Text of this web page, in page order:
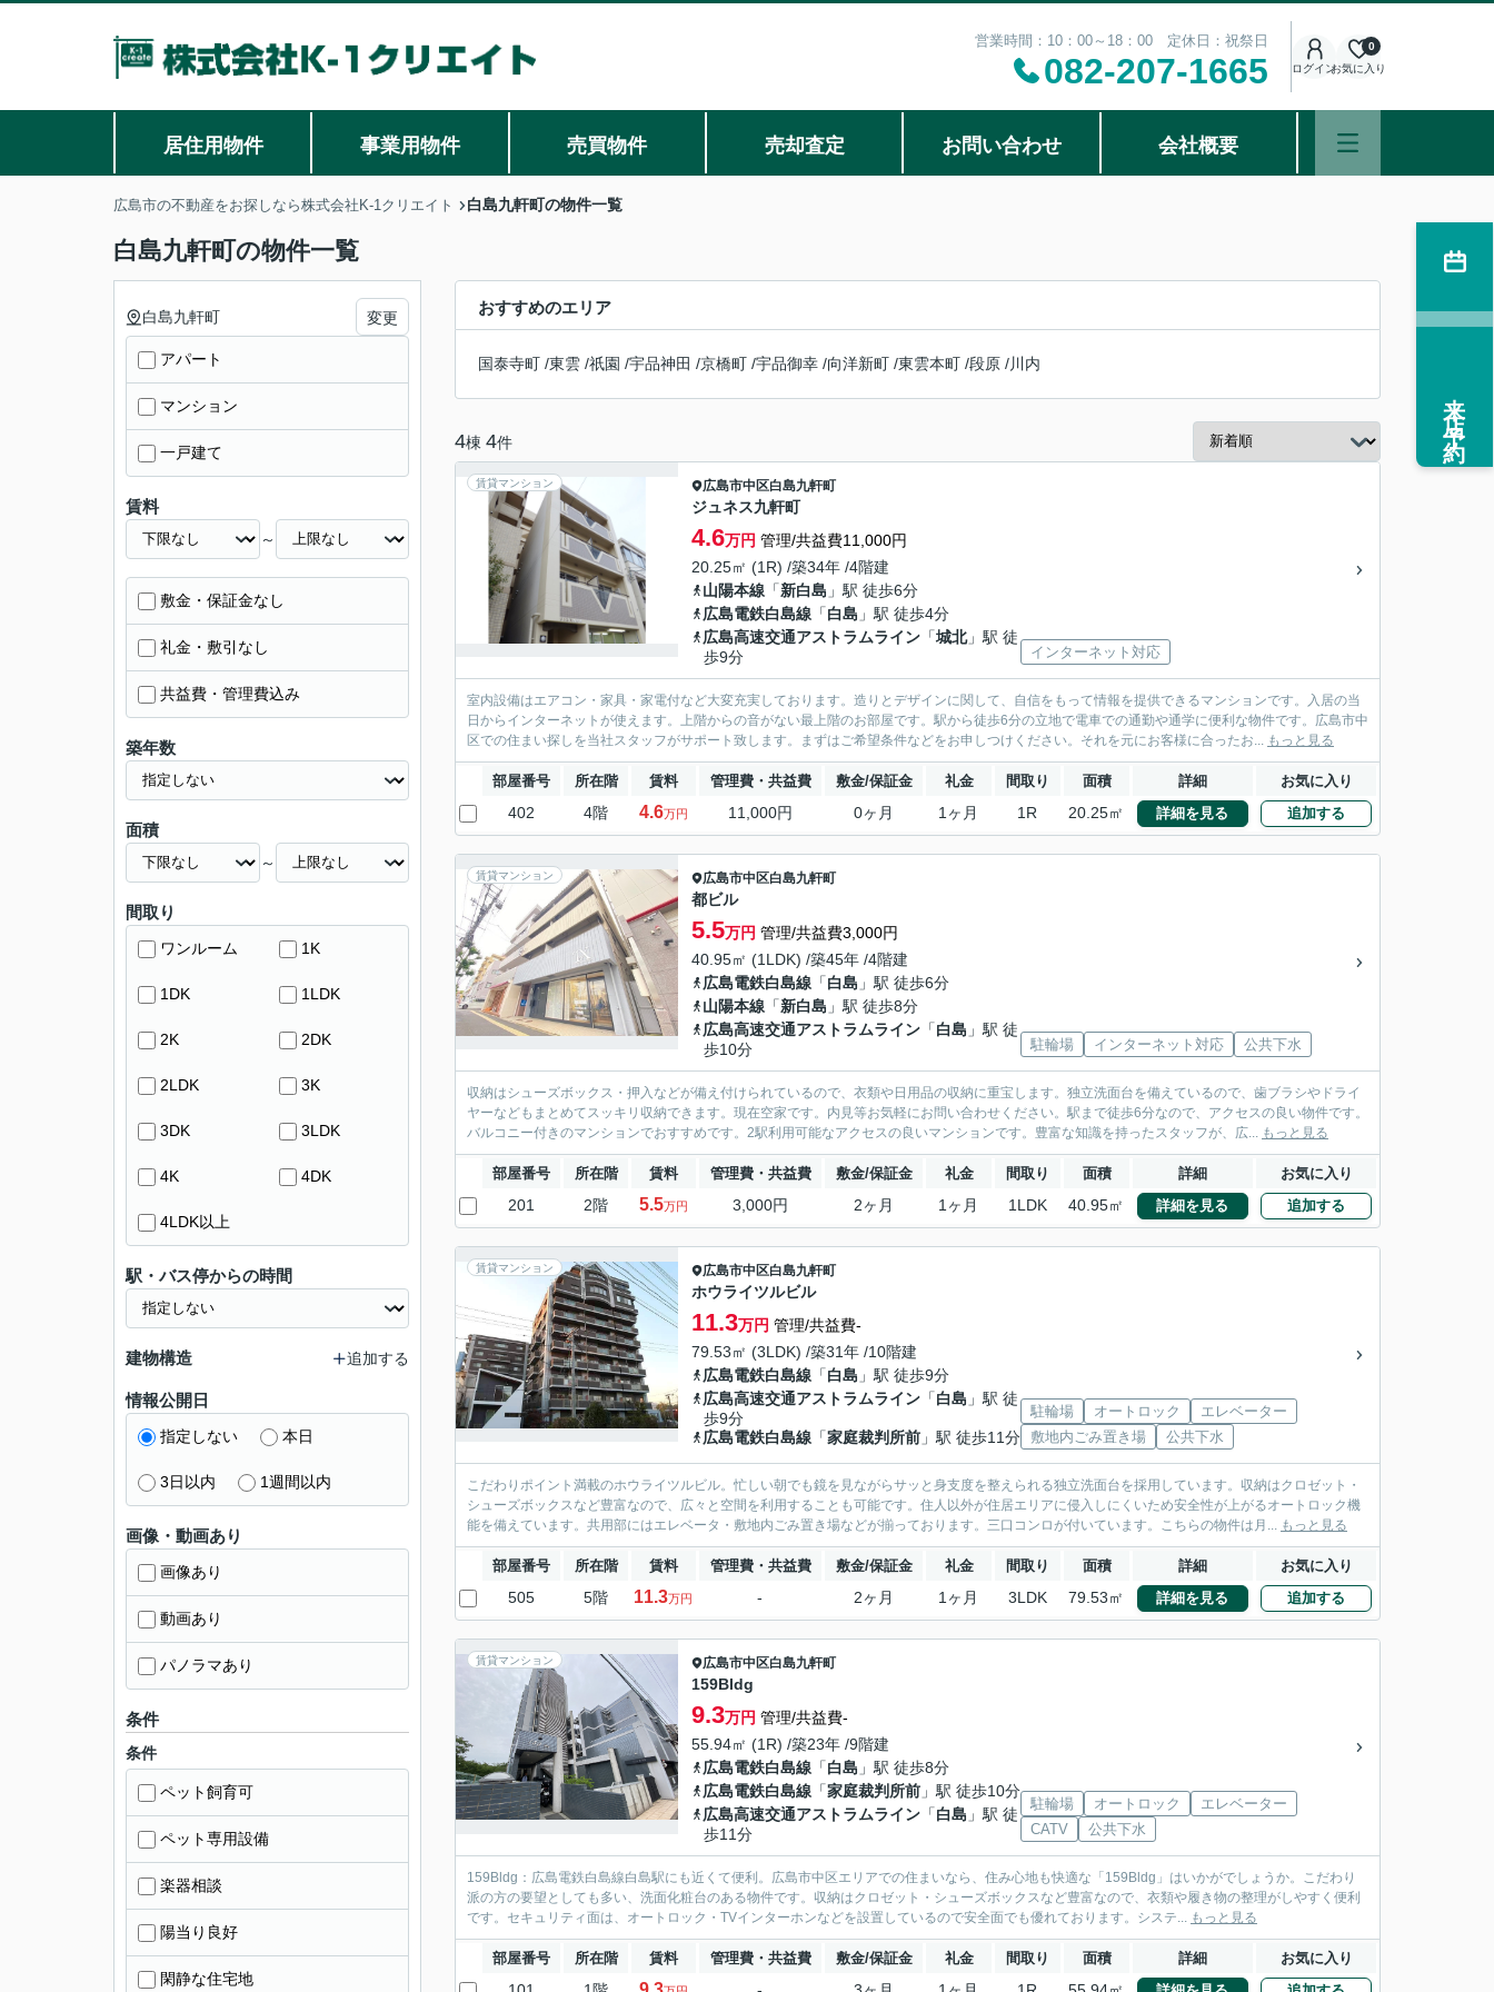
営業時間：10：00～18：00 定休日：祝祭日
082-207-1665 ログインお気に入り
0
居住用物件 事業用物件 売買物件 売却査定 お問い合わせ 会社概要
広島市の不動産をお探しなら株式会社K-1クリエイト 白島九軒町の物件一覧
白島九軒町の物件一覧
おすすめのエリア
国泰寺町 /東雲 /祇園 /宇品神田 /京橋町 /宇品御幸 /向洋新町 /東雲本町 /段原 /川内
4棟 4件
賃貸マンション 広島市中区白島九軒町
ジュネス九軒町
4.6万円 管理/共益費11,000円
20.25㎡ (1R) /築34年 /4階建
山陽本線 「新白島 」駅 徒歩6分
広島電鉄白島線 「白島 」駅 徒歩4分
広島高速交通アストラムライン 「城北」駅 徒
歩9分
インターネット対応
室内設備はエアコン・家具・家電付など大変充実しております。造りとデザインに関して、自信をもって情報を提供できるマンションです。入居の当
日からインターネットが使えます。上階からの音がない最上階のお部屋です。駅から徒歩6分の立地で電車での通勤や通学に便利な物件です。広島市中
区での住まい探しを当社スタッフがサポート致します。まずはご希望条件などをお申しつけください。それを元にお客様に合ったお... もっと見る
部屋番号 所在階 賃料 管理費・共益費 敷金/保証金 礼金 間取り 面積 詳細 お気に入り
402 4階 4.6万円 11,000円 0ヶ月 1ヶ月 1R 20.25㎡ 詳細を見る 追加する
賃貸マンション 広島市中区白島九軒町
都ビル
5.5万円 管理/共益費3,000円
40.95㎡ (1LDK) /築45年 /4階建
広島電鉄白島線 「白島 」駅 徒歩6分
山陽本線 「新白島 」駅 徒歩8分
広島高速交通アストラムライン 「白島 」駅 徒
歩10分
駐輪場 インターネット対応 公共下水
収納はシューズボックス・押入などが備え付けられているので、衣類や日用品の収納に重宝します。独立洗面台を備えているので、歯ブラシやドライ
ヤーなどもまとめてスッキリ収納できます。現在空家です。内見等お気軽にお問い合わせください。駅まで徒歩6分なので、アクセスの良い物件です。
バルコニー付きのマンションでおすすめです。2駅利用可能なアクセスの良いマンションです。豊富な知識を持ったスタッフが、広... もっと見る
部屋番号 所在階 賃料 管理費・共益費 敷金/保証金 礼金 間取り 面積 詳細 お気に入り
201 2階 5.5万円 3,000円 2ヶ月 1ヶ月 1LDK 40.95㎡ 詳細を見る 追加する
賃貸マンション 広島市中区白島九軒町
ホウライツルビル
11.3万円 管理/共益費-
79.53㎡ (3LDK) /築31年 /10階建
広島電鉄白島線 「白島 」駅 徒歩9分
広島高速交通アストラムライン 「白島 」駅 徒
歩9分
広島電鉄白島線 「家庭裁判所前 」駅 徒歩11分
駐輪場 オートロック
エレベーター
敷地内ごみ置き場
公共下水
こだわりポイント満載のホウライツルビル。忙しい朝でも鏡を見ながらサッと身支度を整えられる独立洗面台を採用しています。収納はクロゼット・
シューズボックスなど豊富なので、広々と空間を利用することも可能です。住人以外が住居エリアに侵入しにくいため安全性が上がるオートロック機
能を備えています。共用部にはエレベータ・敷地内ごみ置き場などが揃っております。三口コンロが付いています。こちらの物件は月... もっと見る
部屋番号 所在階 賃料 管理費・共益費 敷金/保証金 礼金 間取り 面積 詳細 お気に入り
505 5階 11.3万円 - 2ヶ月 1ヶ月 3LDK 79.53㎡ 詳細を見る 追加する
賃貸マンション 広島市中区白島九軒町
159Bldg
9.3万円 管理/共益費-
55.94㎡ (1R) /築23年 /9階建
広島電鉄白島線 「白島 」駅 徒歩8分
広島電鉄白島線 「家庭裁判所前 」駅 徒歩10分
広島高速交通アストラムライン 「白島 」駅 徒
歩11分
駐輪場 オートロック
エレベーター
CATV
公共下水
159Bldg：広島電鉄白島線白島駅にも近くて便利。広島市中区エリアでの住まいなら、住み心地も快適な「159Bldg」はいかがでしょうか。こだわり
派の方の要望としても多い、洗面化粧台のある物件です。収納はクロゼット・シューズボックスなど豊富なので、衣類や履き物の整理がしやすく便利
です。セキュリティ面は、オートロック・TVインターホンなどを設置しているので安全面でも優れております。システ... もっと見る
部屋番号 所在階 賃料 管理費・共益費 敷金/保証金 礼金 間取り 面積 詳細 お気に入り
白島九軒町 変更
アパート
マンション
一戸建て
賃料
～
敷金・保証金なし
礼金・敷引なし
共益費・管理費込み
築年数
面積
～
間取り
ワンルーム 1K
1DK 1LDK
2K 2DK
2LDK 3K
3DK 3LDK
4K 4DK
4LDK以上
駅・バス停からの時間
建物構造 追加する
情報公開日
指定しない 本日
3日以内 1週間以内
画像・動画あり
画像あり
動画あり
パノラマあり
条件
条件
ペット飼育可
ペット専用設備
楽器相談
陽当り良好
閑静な住宅地
来店予約